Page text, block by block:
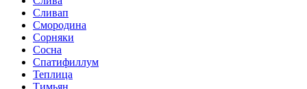
Сливап
Смородина
Сорняки
Сосна
Спатифиллум
Теплица
Тимьян